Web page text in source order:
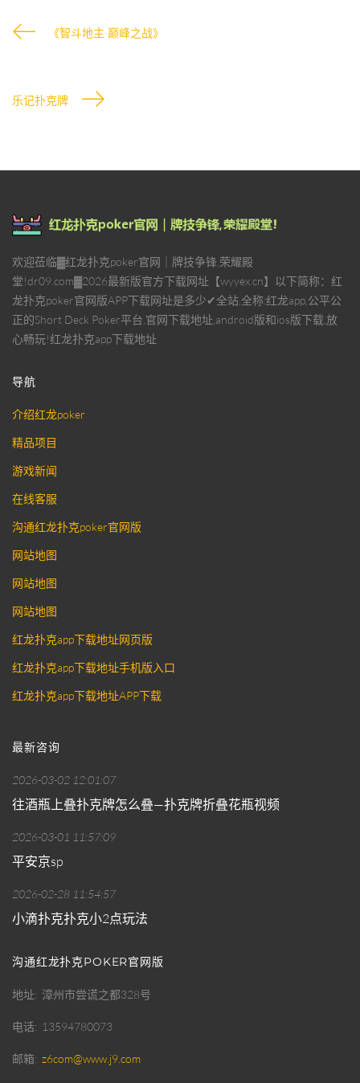
《智斗地主·巅峰之战》
乐记扑克牌
欢迎莅临▓红龙扑克poker官网｜牌技争锋,荣耀殿
堂!dr09.com▓2026最新版官方下载网址【wyyex.cn】以下简称：红
龙扑克poker官网版APP下载网址是多少✔全站,全称:红龙app,公平公
正的Short Deck Poker平台,官网下载地址,android版和ios版下载,放
心畅玩!红龙扑克app下载地址
导航
介绍红龙poker
精品项目
游戏新闻
在线客服
沟通红龙扑克poker官网版
网站地图
网站地图
网站地图
红龙扑克app下载地址网页版
红龙扑克app下载地址手机版入口
红龙扑克app下载地址APP下载
最新咨询
2026-03-02 12:01:07
往酒瓶上叠扑克牌怎么叠—扑克牌折叠花瓶视频
2026-03-01 11:57:09
平安京sp
2026-02-28 11:54:57
小滴扑克扑克小2点玩法
沟通红龙扑克POKER官网版
地址 漳州市尝谎之都328号
电话 13594780073
邮箱 z6com@www.j9.com